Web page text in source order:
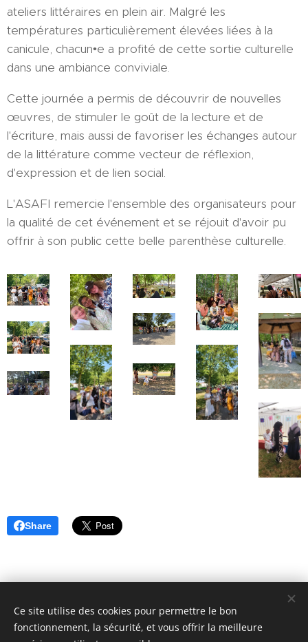
ateliers littéraires en plein air. Malgré les
températures particulièrement élevées liées à la
canicule, chacun•e a profité de cette sortie culturelle
dans une ambiance conviviale.
Cette journée a permis de découvrir de nouvelles
œuvres, de stimuler le goût de la lecture et de
l'écriture, mais aussi de favoriser les échanges autour
de la littérature comme vecteur de réflexion,
d'expression et de lien social.
L'ASAFI remercie l'ensemble des organisateurs pour
la qualité de cet événement et se réjouit d'avoir pu
offrir à son public cette belle parenthèse culturelle.
Share
Ce site utilise des cookies pour permettre le bon
fonctionnement, la sécurité, et vous offrir la meilleure